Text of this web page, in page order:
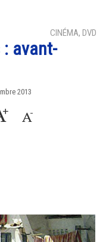
CINÉMA, DVD
avant-
2013